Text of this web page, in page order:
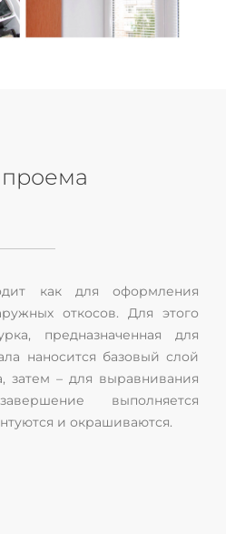
как для оформления
откосов. Для этого
предназначенная для
наносится базовый слой
затем – для выравнивания
выполняется
и окрашиваются.